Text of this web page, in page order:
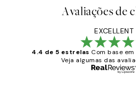
Avaliações de
EXCELLENT
4.4 de 5 estrelas Com base
Veja algumas das